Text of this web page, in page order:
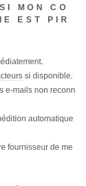
MON CO
EST PIR
si disponible.
e-mails non reconn
automatique
fournisseur de me